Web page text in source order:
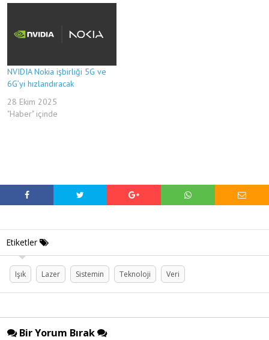
NVIDIA Nokia işbirliği 5G ve
6G’yi hızlandıracak
28 Ekim 2025
"Haber" içinde
Etiketler
Işık Lazer Sistemin Teknoloji Veri
Bir Yorum Bırak